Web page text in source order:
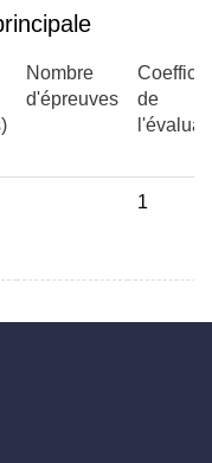
Nombre
d'épreuves
de
1